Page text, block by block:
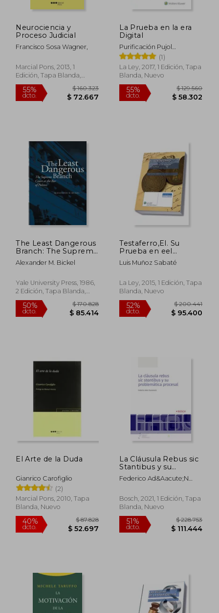
Neurociencia y
Proceso Judicial
Francisco Sosa Wagner,
Marcial Pons, 2013, 1
Edición, Tapa Blanda,
Nuevo
55% $ 160.323
La Prueba en la era
Digital
Purificación Pujol
Capilla,Fernando Pinto
Palacios
(1)
La Ley, 2017, 1 Edición, Tapa
Blanda, Nuevo
55%
The Least Dangerous
Branch: The Supreme
Court at the bar of
Politics (en Inglés)
Alexander M. Bickel
Yale University Press, 1986,
2 Edición, Tapa Blanda,
Nuevo
Testaferro,El. Su
Prueba en eel
Derecho y la Política:
Su Prueba en el
(Probática y Derecho
Probatorio)
Luis Muñoz Sabaté
La Ley, 2015, 1 Edición, Tapa
Blanda, Nuevo
52%
El Arte de la Duda
Gianrico Carofiglio
(2)
Marcial Pons, 2010, Tapa
Blanda, Nuevo
La Cláusula Rebus sic
Stantibus y su
Problemática
Procesal
Federico Ad&Aacute;N
Bosch, 2021, 1 Edición, Tapa
Blanda, Nuevo